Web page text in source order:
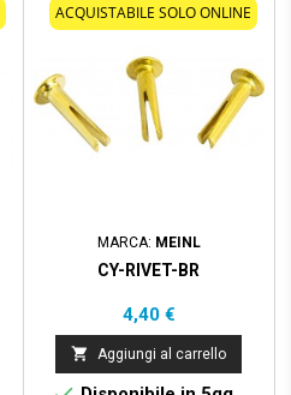
ACQUISTABILE SOLO ONLINE
MARCA: MEINL
CY-RIVET-BR
Prezzo
4,40 €
 Aggiungi al carrello